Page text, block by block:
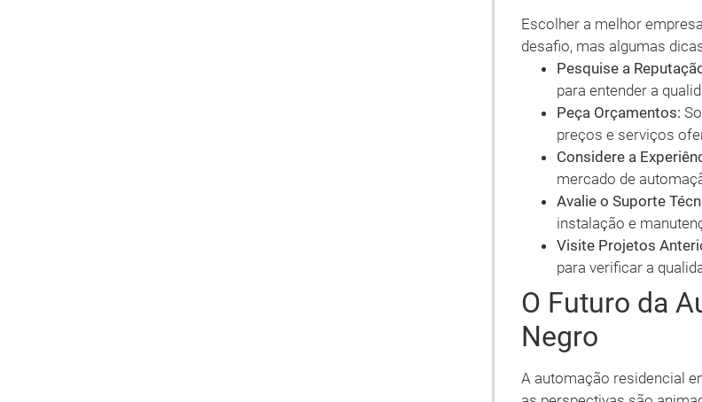
Escolher a melhor
desafio, mas algumas
Pesquise a
para entender a
Peça Orçamentos:
preços e serviços
Considere a
mercado de
Avalie o Suporte
instalação e
Visite Projetos
para verificar a
O Futuro da
Negro
A automação residencial